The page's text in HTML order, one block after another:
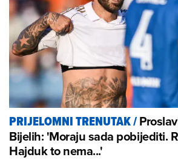
PRIJELOMNI TRENUTAK/
Bijelih: 'Moraju sada pobijediti.
Hajduk to nema...'